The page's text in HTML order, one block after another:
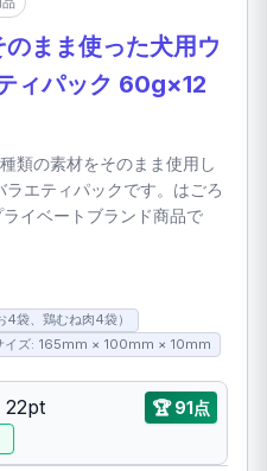
まま使った犬用ウ
ィパック 60g×12
類の素材をそのまま使用し
エティパックです。はごろ
イベートブランド商品で
袋、鶏むね肉4袋）
イズ: 165mm × 100mm × 10mm
22pt 🏆 91点